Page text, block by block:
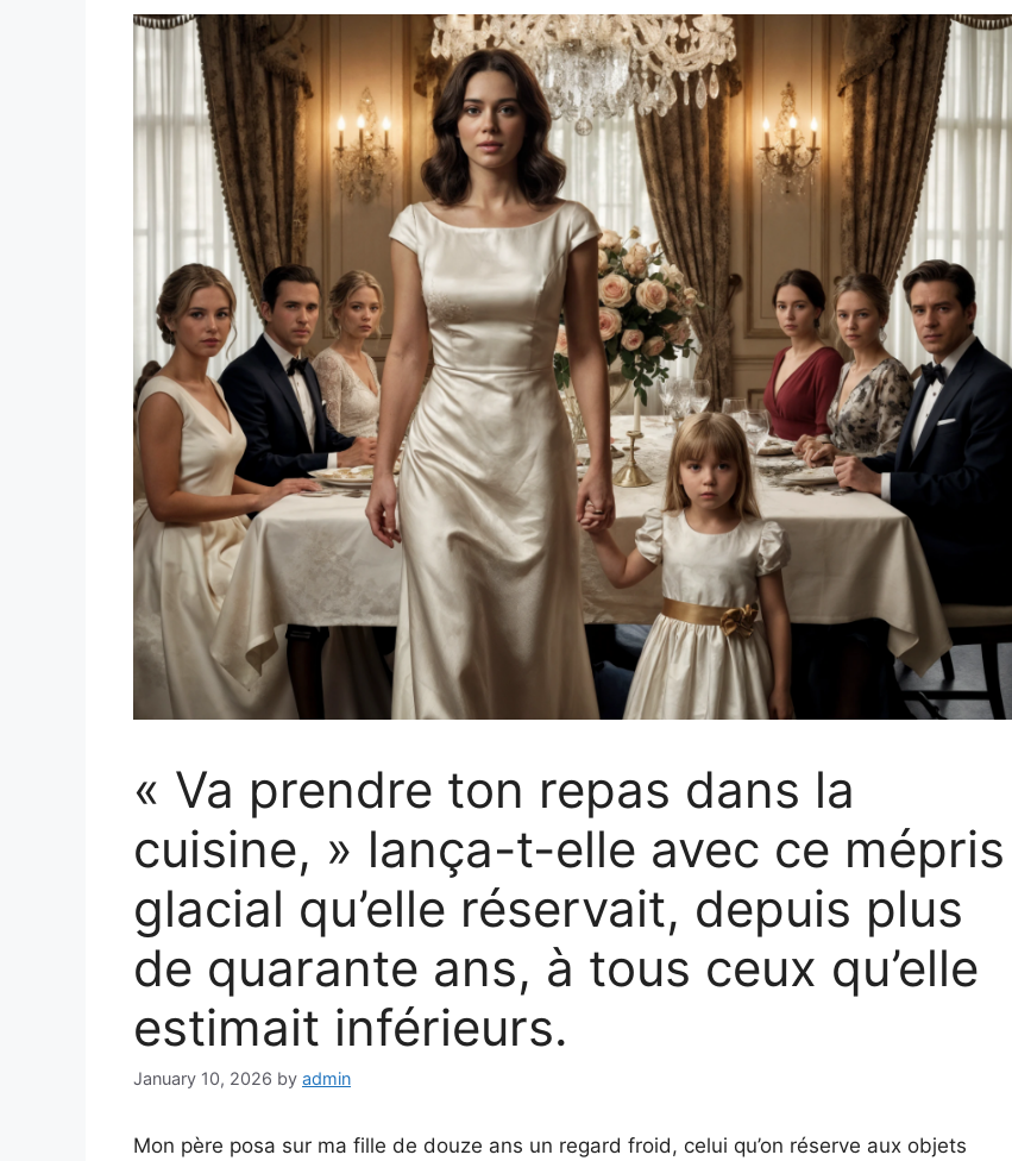
« Va prendre ton repas dans la
cuisine, » lança-t-elle avec ce mépris
glacial qu’elle réservait, depuis plus
de quarante ans, à tous ceux qu’elle
estimait inférieurs.
January 10, 2026 by admin
Mon père posa sur ma fille de douze ans un regard froid, celui qu’on réserve aux objets